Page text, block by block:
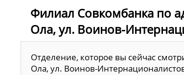
Филиал Совкомбанка по
Ола, ул. Воинов-
Отделение, которое вы сейчас
Ола, ул. Воинов-